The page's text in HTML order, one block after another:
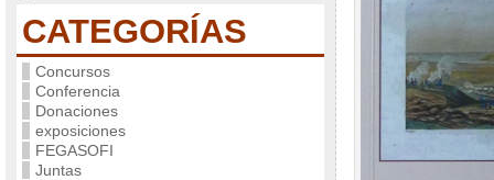
CATEGORÍAS
Concursos
Conferencia
Donaciones
exposiciones
FEGASOFI
Juntas